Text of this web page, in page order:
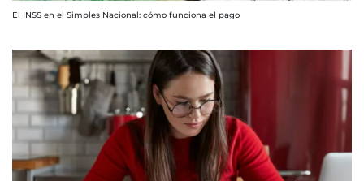
El INSS en el Simples Nacional: cómo funciona el pago